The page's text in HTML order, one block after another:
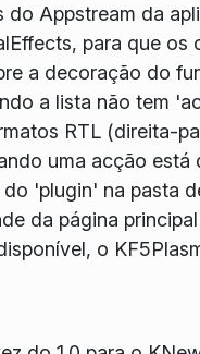
Appstream da
para que
a decoração do
a lista não tem
RTL (direita-
uma acção está
'plugin' na pasta
da página
o